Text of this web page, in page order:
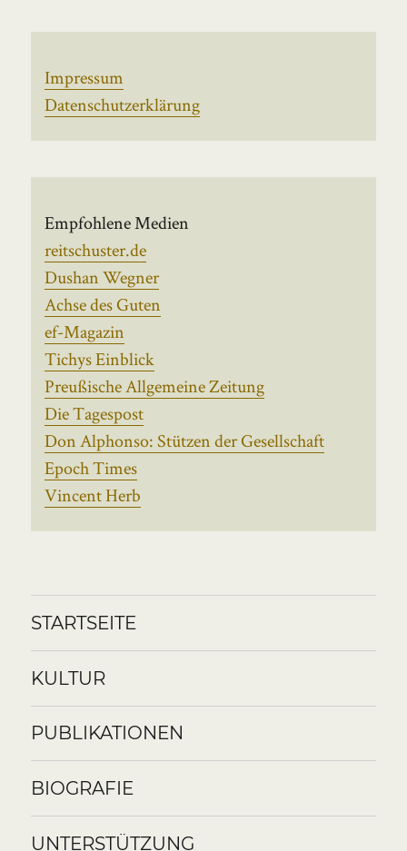
Impressum
Datenschutzerklärung
Empfohlene Medien
reitschuster.de
Dushan Wegner
Achse des Guten
ef-Magazin
Tichys Einblick
Preußische Allgemeine Zeitung
Die Tagespost
Don Alphonso: Stützen der Gesellschaft
Epoch Times
Vincent Herb
STARTSEITE
KULTUR
PUBLIKATIONEN
BIOGRAFIE
UNTERSTÜTZUNG